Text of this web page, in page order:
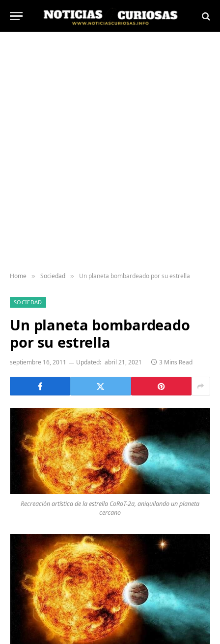
Home » Sociedad » Un planeta bombardeado por su estrella
SOCIEDAD
Un planeta bombardeado
por su estrella
septiembre 16, 2011 Updated: abril 21, 2021 3 Mins Read
Recreación artística de la estrella CoRoT-2a, aniquilando un planeta
cercano